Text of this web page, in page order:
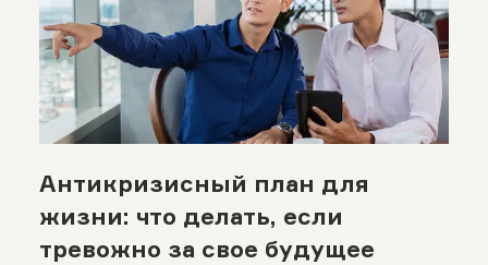
Антикризисный план для
жизни: что делать, если
тревожно за свое будущее